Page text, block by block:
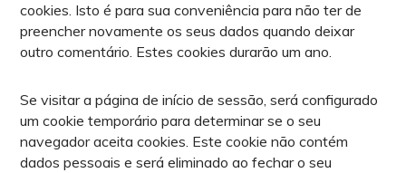
cookies. Isto é para sua conveniência para não ter de
preencher novamente os seus dados quando deixar
outro comentário. Estes cookies durarão um ano.
Se visitar a página de início de sessão, será configurado
um cookie temporário para determinar se o seu
navegador aceita cookies. Este cookie não contém
dados pessoais e será eliminado ao fechar o seu